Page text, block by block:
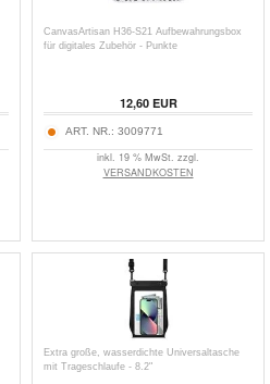
CanvasArtisan H36-S21 Aufbewahrungsbox
für digitales Zubehör - Punkte
12,60EUR
ART. NR.: 3009771
inkl. 19 % MwSt. zzgl.
VERSANDKOSTEN
Extra große, wasserdichte Universaltasche
mit Trageschlaufe - 8.2"